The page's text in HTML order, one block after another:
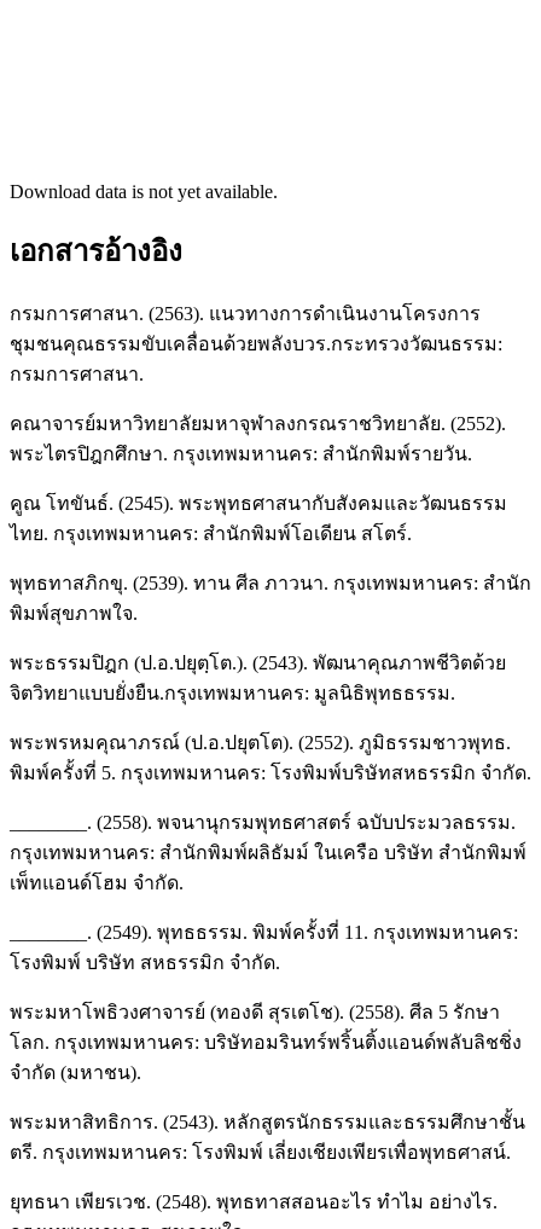
Download data is not yet available.
เอกสารอ้างอิง
กรมการศาสนา. (2563). แนวทางการดำเนินงานโครงการ
ชุมชนคุณธรรมขับเคลื่อนด้วยพลังบวร.กระทรวงวัฒนธรรม:
กรมการศาสนา.
คณาจารย์มหาวิทยาลัยมหาจุฬาลงกรณราชวิทยาลัย. (2552).
พระไตรปิฎกศึกษา. กรุงเทพมหานคร: สำนักพิมพ์รายวัน.
คูณ โทขันธ์. (2545). พระพุทธศาสนากับสังคมและวัฒนธรรม
ไทย. กรุงเทพมหานคร: สำนักพิมพ์โอเดียน สโตร์.
พุทธทาสภิกขุ. (2539). ทาน ศีล ภาวนา. กรุงเทพมหานคร: สำนัก
พิมพ์สุขภาพใจ.
พระธรรมปิฎก (ป.อ.ปยุตฺโต.). (2543). พัฒนาคุณภาพชีวิตด้วย
จิตวิทยาแบบยั่งยืน.กรุงเทพมหานคร: มูลนิธิพุทธธรรม.
พระพรหมคุณาภรณ์ (ป.อ.ปยุตโต). (2552). ภูมิธรรมชาวพุทธ.
พิมพ์ครั้งที่ 5. กรุงเทพมหานคร: โรงพิมพ์บริษัทสหธรรมิก จำกัด.
________. (2558). พจนานุกรมพุทธศาสตร์ ฉบับประมวลธรรม.
กรุงเทพมหานคร: สำนักพิมพ์ผลิธัมม์ ในเครือ บริษัท สำนักพิมพ์
เพ็ทแอนด์โฮม จำกัด.
________. (2549). พุทธธรรม. พิมพ์ครั้งที่ 11. กรุงเทพมหานคร:
โรงพิมพ์ บริษัท สหธรรมิก จำกัด.
พระมหาโพธิวงศาจารย์ (ทองดี สุรเตโช). (2558). ศีล 5 รักษา
โลก. กรุงเทพมหานคร: บริษัทอมรินทร์พริ้นติ้งแอนด์พลับลิชชิ่ง
จำกัด (มหาชน).
พระมหาสิทธิการ. (2543). หลักสูตรนักธรรมและธรรมศึกษาชั้น
ตรี. กรุงเทพมหานคร: โรงพิมพ์ เลี่ยงเชียงเพียรเพื่อพุทธศาสน์.
ยุทธนา เพียรเวช. (2548). พุทธทาสสอนอะไร ทำไม อย่างไร.